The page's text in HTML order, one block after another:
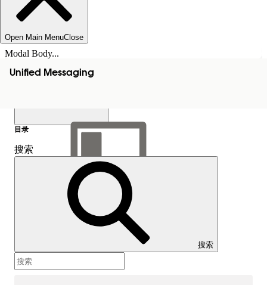
Open Main MenuClose
Modal Body...
Unified Messaging
显示目录
目录
搜索
搜索